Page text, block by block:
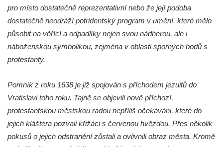
Kamenném Újezdě
Pamětní kámen družebních obcí Kamenný
Újezd a Krauchthal v parku na Náměstí v
Kamenném Újezdě
Socha na náměstí J. V. Kamarýta ve
Pomník J. V. Kamarýta v Krumlovské ulici ve
Pamětní deska arcibiskupa Micara ve
vstupu do poutního místa Římov
pro místo dostatečně reprezentativní nebo že její podoba
dostatečně neodráží potridentský program v umění, které mělo
působit na věřící a odpadlíky nejen svou nádherou, ale i
náboženskou symbolikou, zejména v oblasti sporných bodů s
protestanty.
Pomník z roku 1638 je již spojován s příchodem jezuitů do
Vratislavi toho roku. Tajně se objevili nově příchozí,
protestantskou městskou radou nepříliš očekáváni, které do
jejich kláštera pozvali křižáci s červenou hvězdou. Přes několik
pokusů o jejich odstranění zůstali a ovlivnili obraz města. Kromě